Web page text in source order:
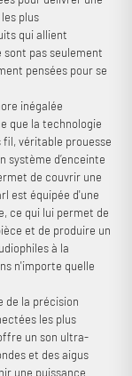
plus
qui allient
sont pas seulement
pensées pour se
inégalée
que la technologie
véritable prouesse
système d’enceinte
de couvrir une
est équipée d'une
ce qui lui permet de
et de produire un
à la
n'importe quelle
de la précision
les plus
un son ultra-
et des aigus
une puissance